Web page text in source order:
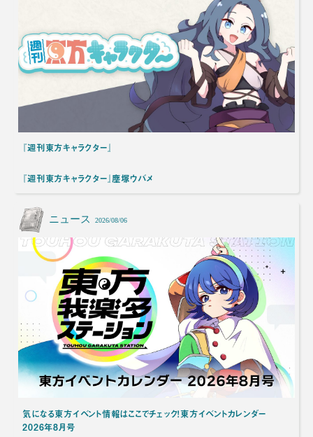
『週刊東方キャラクター』
『週刊東方キャラクター』塵塚ウバメ
ニュース 2026/08/06
気になる東方イベント情報はここでチェック！東方イベントカレンダー
2026年8月号